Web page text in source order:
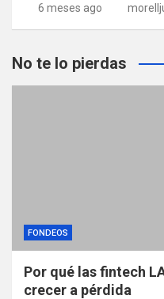
6 meses ago
No te lo pierdas
FONDEOS
Por qué las fintech
crecer a pérdida